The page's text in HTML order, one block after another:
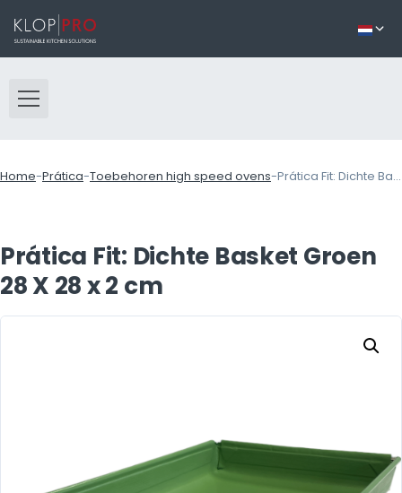
Home-Prática-Toebehoren high speed ovens-Prática Fit: Dichte Basket Groen 28 X 28 x 2 cm
Prática Fit: Dichte Basket Groen
28 X 28 x 2 cm